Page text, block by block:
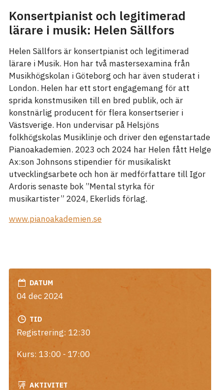
Konsertpianist och legitimerad
lärare i musik: Helen Sällfors
Helen Sällfors är konsertpianist och legitimerad
lärare i Musik. Hon har två mastersexamina från
Musikhögskolan i Göteborg och har även studerat i
London. Helen har ett stort engagemang för att
sprida konstmusiken till en bred publik, och är
konstnärlig producent för flera konsertserier i
Västsverige. Hon undervisar på Helsjöns
folkhögskolas Musiklinje och driver den egenstartade
Pianoakademien. 2023 och 2024 har Helen fått Helge
Ax:son Johnsons stipendier för musikaliskt
utvecklingsarbete och hon är medförfattare till Igor
Ardoris senaste bok ”Mental styrka för
musikartister” 2024, Ekerlids förlag.
www.pianoakademien.se
DATUM
04 dec 2024
TID
Registrering: 12:30
Kurs: 13:00 - 17:00
AKTIVITET